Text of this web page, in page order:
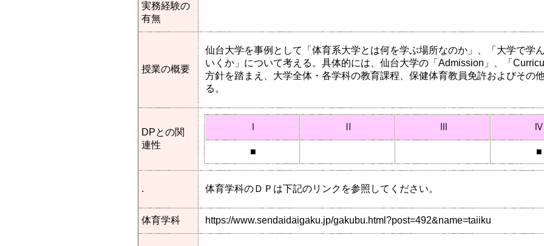
実務経験の
有無
授業の概要
仙台大学を事例として「体育系大学とは何を学ぶ場所なのか」、「大学で学
いくか」について考える。具体的には、仙台大学の「Admission」、「
方針を踏まえ、大学全体・各学科の教育課程、保健体育教員免許およびその
る。
DPとの関
連性
Ⅰ Ⅱ Ⅲ Ⅳ
■ ■
. 体育学科のＤＰは下記のリンクを参照してください。
体育学科 https://www.sendaidaigaku.jp/gakubu.html?post=492&name=taiiku